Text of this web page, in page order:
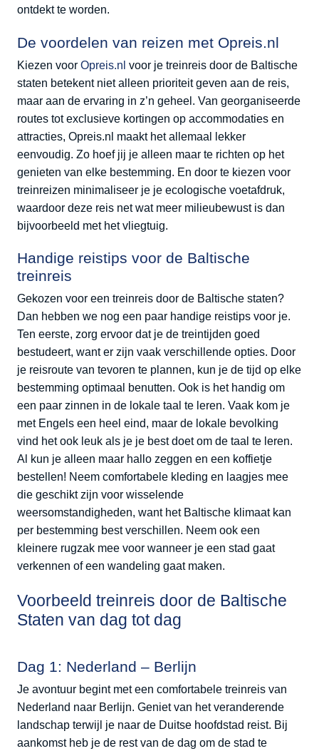
ontdekt te worden.
De voordelen van reizen met Opreis.nl
Kiezen voor Opreis.nl voor je treinreis door de Baltische
staten betekent niet alleen prioriteit geven aan de reis,
maar aan de ervaring in z’n geheel. Van georganiseerde
routes tot exclusieve kortingen op accommodaties en
attracties, Opreis.nl maakt het allemaal lekker
eenvoudig. Zo hoef jij je alleen maar te richten op het
genieten van elke bestemming. En door te kiezen voor
treinreizen minimaliseer je je ecologische voetafdruk,
waardoor deze reis net wat meer milieubewust is dan
bijvoorbeeld met het vliegtuig.
Handige reistips voor de Baltische
treinreis
Gekozen voor een treinreis door de Baltische staten?
Dan hebben we nog een paar handige reistips voor je.
Ten eerste, zorg ervoor dat je de treintijden goed
bestudeert, want er zijn vaak verschillende opties. Door
je reisroute van tevoren te plannen, kun je de tijd op elke
bestemming optimaal benutten. Ook is het handig om
een paar zinnen in de lokale taal te leren. Vaak kom je
met Engels een heel eind, maar de lokale bevolking
vind het ook leuk als je je best doet om de taal te leren.
Al kun je alleen maar hallo zeggen en een koffietje
bestellen! Neem comfortabele kleding en laagjes mee
die geschikt zijn voor wisselende
weersomstandigheden, want het Baltische klimaat kan
per bestemming best verschillen. Neem ook een
kleinere rugzak mee voor wanneer je een stad gaat
verkennen of een wandeling gaat maken.
Voorbeeld treinreis door de Baltische
Staten van dag tot dag
Dag 1: Nederland – Berlijn
Je avontuur begint met een comfortabele treinreis van
Nederland naar Berlijn. Geniet van het veranderende
landschap terwijl je naar de Duitse hoofdstad reist. Bij
aankomst heb je de rest van de dag om de stad te